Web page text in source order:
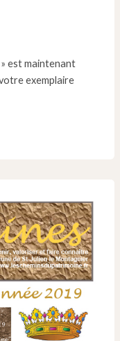
est maintenant
exemplaire